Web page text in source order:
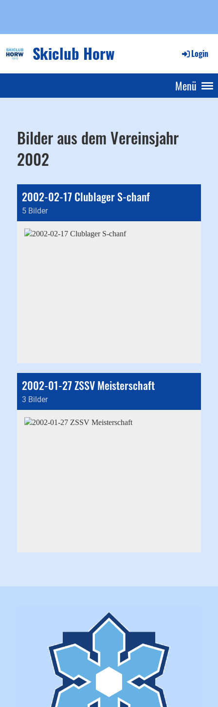
Skiclub Horw Login
Menü
Bilder aus dem Vereinsjahr
2002
2002-02-17 Clublager S-chanf
5 Bilder
2002-01-27 ZSSV Meisterschaft
3 Bilder